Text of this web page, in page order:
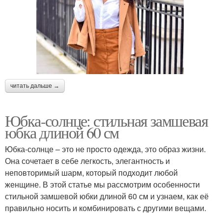
читать дальше →
Юбка-солнце: стильная замшевая
юбка длиной 60 см
Юбка-солнце – это не просто одежда, это образ жизни.
Она сочетает в себе легкость, элегантность и
неповторимый шарм, который подходит любой
женщине. В этой статье мы рассмотрим особенности
стильной замшевой юбки длиной 60 см и узнаем, как её
правильно носить и комбинировать с другими вещами.